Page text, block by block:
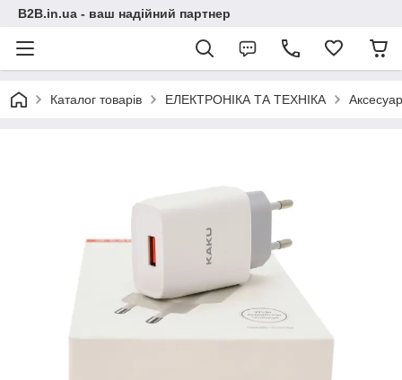
B2B.in.ua - ваш надійний партнер
Каталог товарів ЕЛЕКТРОНІКА ТА ТЕХНІКА